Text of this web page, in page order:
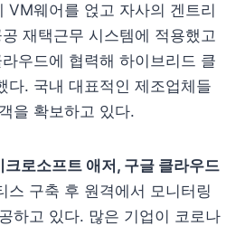
VM웨어를 얹고 자사의 겐트리
재택근무 시스템에 적용했고
우드에 협력해 하이브리드 클
다. 국내 대표적인 제조업체들
을 확보하고 있다.
로소프트 애저, 구글 클라우드
스 구축 후 원격에서 모니터링
하고 있다. 많은 기업이 코로나